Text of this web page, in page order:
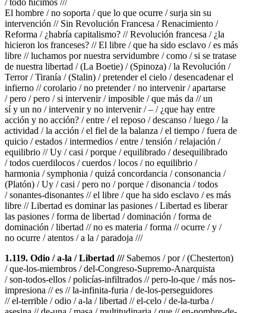
/ todo hicimos ///
El hombre / no soporta / que lo que ocurre / surja sin su
intervención // Sin Revolución Francesa / Renacimiento /
Reforma / ¿habría capitalismo? // Revolución francesa / ¿la
hicieron los franceses? // El libre / que ha sido esclavo / es más
libre // luchamos por nuestra servidumbre / como / si se tratase
de nuestra libertad / (La Boetie) / (Spinoza) / la Revolución /
Terror / Tiranía / (Stalin) / pretender el cielo / desencadenar el
infierno // corolario / no pretender / no intervenir / apartarse
/ pero / pero / si intervenir / imposible / que más da // un
sí y un no / intervenir y no intervenir / – / ¿que hay entre
acción y no acción? / entre / el reposo / descanso / luego / la
actividad / la acción / el fiel de la balanza / el tiempo / fuera de
quicio / estados / intermedios / entre / tensión / relajación /
equilibrio // Uy / casi / porque / equilibrado / desequilibrado
/ todos cuerdilocos / cuerdos / locos / no equilibrio /
harmonia / symphonia / quizá concordancia / consonancia /
(Platón) / Uy / casi / pero no / porque / disonancia / todos
/ sonantes-disonantes // el libre / que ha sido esclavo / es más
libre // Libertad es dominar las pasiones / Libertad es liberar
las pasiones / forma de libertad / dominación / forma de
dominación / libertad // no es materia / forma // ocurre / y /
no ocurre / atentos / a la / paradoja ///
1.119. Odio / a-la / Libertad ///Sabemos / por / (Chesterton)
/ que-los-miembros / del-Congreso-Supremo-Anarquista
/ son-todos-ellos / policías-infiltrados // pero-lo-que / más nos-
impresiona // es // la-infinita-furia / de-los-perseguidores
// el-terrible / odio / a-la / libertad // el-celo / de-la-turba /